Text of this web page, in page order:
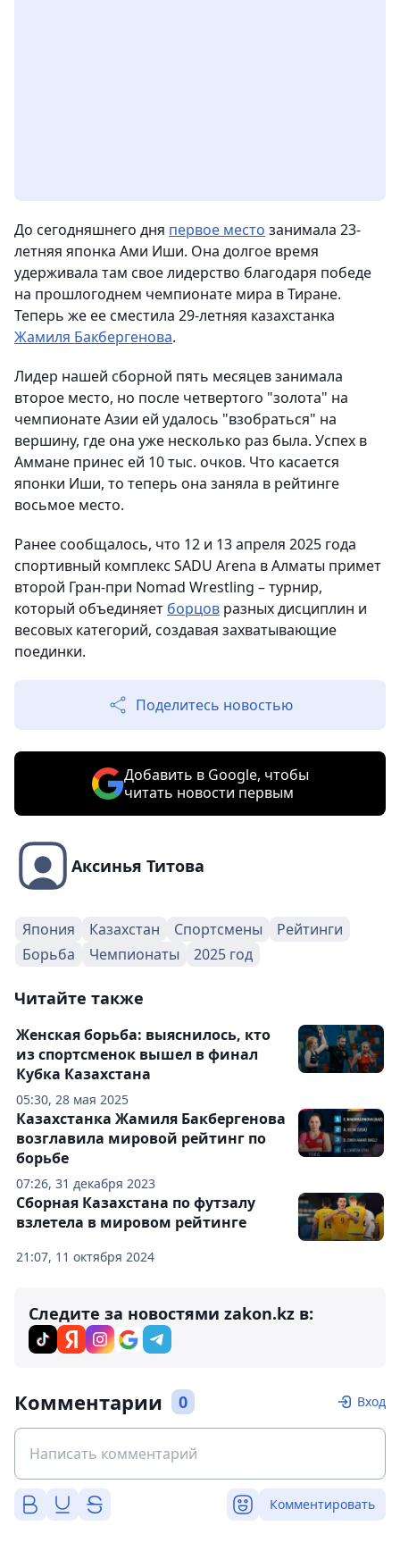
До сегодняшнего дня первое место занимала 23-
летняя японка Ами Иши. Она долгое время
удерживала там свое лидерство благодаря победе
на прошлогоднем чемпионате мира в Тиране.
Теперь же ее сместила 29-летняя казахстанка
Жамиля Бакбергенова.
Лидер нашей сборной пять месяцев занимала
второе место, но после четвертого "золота" на
чемпионате Азии ей удалось "взобраться" на
вершину, где она уже несколько раз была. Успех в
Аммане принес ей 10 тыс. очков. Что касается
японки Иши, то теперь она заняла в рейтинге
восьмое место.
Ранее сообщалось, что 12 и 13 апреля 2025 года
спортивный комплекс SADU Arena в Алматы примет
второй Гран-при Nomad Wrestling – турнир,
который объединяет борцов разных дисциплин и
весовых категорий, создавая захватывающие
поединки.
Поделитесь новостью
Добавить в Google, чтобы
читать новости первым
Аксинья Титова
Япония Казахстан Спортсмены
Рейтинги
Борьба
Чемпионаты 2025 год
Читайте также
05:30, 28 мая 2025
Женская борьба: выяснилось, кто
из спортсменок вышел в финал
Кубка Казахстана
07:26, 31 декабря 2023
Казахстанка Жамиля Бакбергенова
возглавила мировой рейтинг по
борьбе
21:07, 11 октября 2024
Сборная Казахстана по футзалу
взлетела в мировом рейтинге
Следите за новостями zakon.kz в:
Комментарии 0 Вход
Комментировать